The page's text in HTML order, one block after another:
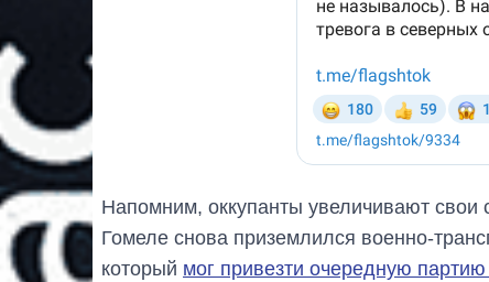
Напомним, оккупанты увеличивают
Гомеле снова приземлился военно-
который мог привезти очередную партию